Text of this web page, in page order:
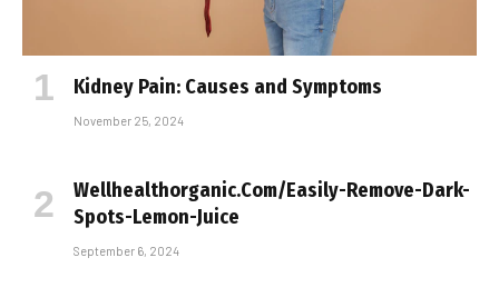
Kidney Pain: Causes and Symptoms
November 25, 2024
Wellhealthorganic.Com/Easily-Remove-Dark-
Spots-Lemon-Juice
September 6, 2024